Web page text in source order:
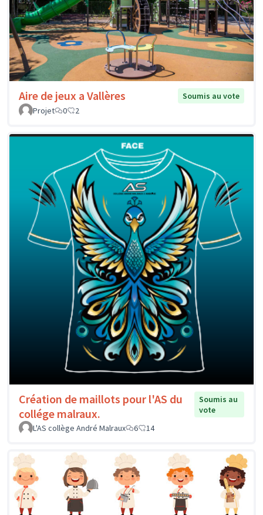
Aire de jeux a Vallères
Soumis au vote
Projet
0 2
Création de maillots pour l'AS du
collége malraux.
Soumis au
vote
L'AS collège André Malraux
6 14